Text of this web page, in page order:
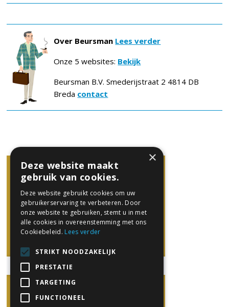
Over Beursman Lees verder
Onze 5 websites: Bekijk
Beursman B.V. Smederijstraat 2 4814 DB
Breda contact
×
Deze website maakt
gebruik van cookies.
Deze website gebruikt cookies om uw
gebruikerservaring te verbeteren. Door
onze website te gebruiken, stemt u in met
alle cookies in overeenstemming met ons
Cookiebeleid. Lees verder
STRIKT NOODZAKELIJK
PRESTATIE
TARGETING
FUNCTIONEEL